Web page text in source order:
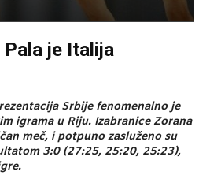
Pala je Italija
Srbije fenomenalno je
igrama u Riju. Izabranice Zorana
meč, i potpuno zasluženo su
3:0 (27:25, 25:20, 25:23),